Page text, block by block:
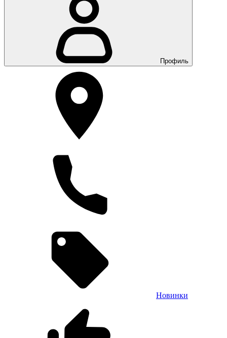
Профиль
Новинки